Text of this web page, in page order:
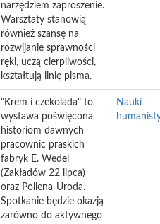
narzędziem zaproszenie.
Warsztaty stanowią
również szansę na
rozwijanie sprawności
ręki, uczą cierpliwości,
kształtują linię pisma.
"Krem i czekolada" to
wystawa poświęcona
historiom dawnych
pracownic praskich
fabryk E. Wedel
(Zakładów 22 lipca)
oraz Pollena-Uroda.
Spotkanie będzie okazją
zarówno do aktywnego
Nauki